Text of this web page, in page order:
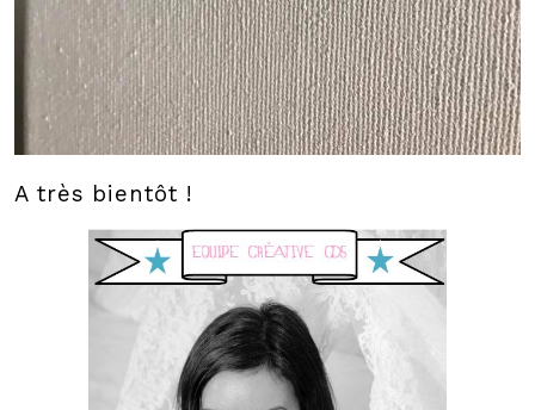
A très bientôt !